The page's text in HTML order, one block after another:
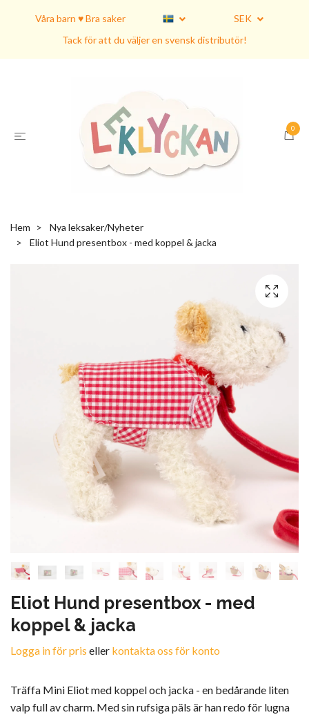
Våra barn ♥ Bra saker
SEK
Tack för att du väljer en svensk distributör!
0
Hem
Nya leksaker/Nyheter
Eliot Hund presentbox - med koppel & jacka
Eliot Hund presentbox - med
koppel & jacka
Logga in för pris eller kontakta oss för konto
Träffa Mini Eliot med koppel och jacka - en bedårande liten
valp full av charm. Med sin rufsiga päls är han redo för lugna